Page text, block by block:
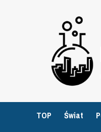
TOP Świat